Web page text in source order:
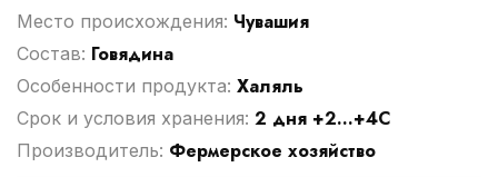
Место происхождения: Чувашия
Cостав: Говядина
Особенности продукта: Халяль
Срок и условия хранения: 2 дня +2...+4С
Производитель: Фермерское хозяйство